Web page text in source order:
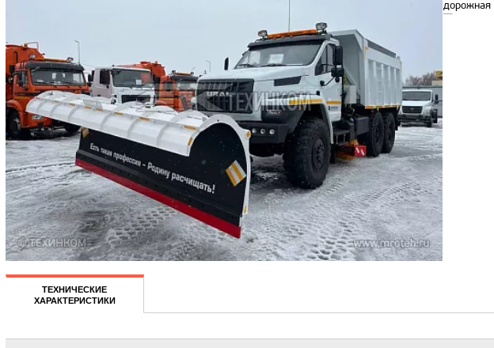
ТЕХНИЧЕСКИЕ
ХАРАКТЕРИСТИКИ